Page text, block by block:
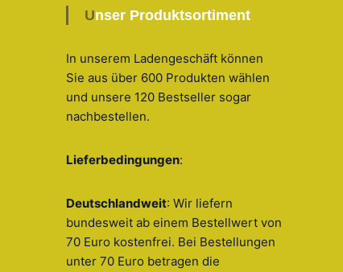
Unser Produktsortiment
In unserem Ladengeschäft können
Sie aus über 600 Produkten wählen
und unsere 120 Bestseller sogar
nachbestellen.
Lieferbedingungen:
Deutschlandweit: Wir liefern
bundesweit ab einem Bestellwert von
70 Euro kostenfrei. Bei Bestellungen
unter 70 Euro betragen die